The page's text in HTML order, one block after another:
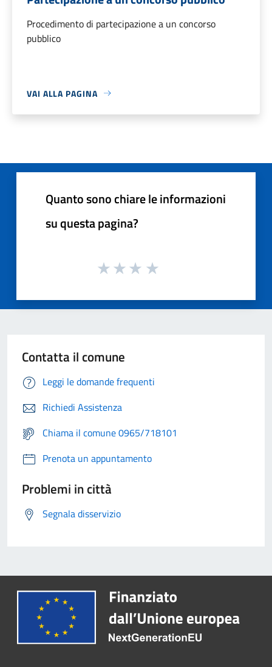
Procedimento di partecipazione a un concorso
pubblico
VAI ALLA PAGINA
Quanto sono chiare le informazioni
su questa pagina?
Contatta il comune
Leggi le domande frequenti
Richiedi Assistenza
Chiama il comune 0965/718101
Prenota un appuntamento
Problemi in città
Segnala disservizio